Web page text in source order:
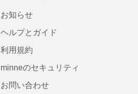
お知らせ
ヘルプとガイド
利用規約
minneのセキュリティ
お問い合わせ